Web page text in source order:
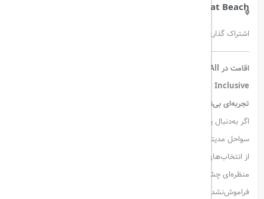
Crystal Tat Beach
اشتراک گذاری:
اقامت در Crystal Tat Beach Golf Resort & Spa - Ultimate All
Inclusive
تجربه‌ای بی‌نظیر در ساحل مدیترانه
اگر به‌دنبال یک اقامتگاه لوکس با خدمات کامل و امکانات تفریحی متنوع در
سواحل مدیترانه هستید،
از انتخاب‌های عالی در منطقه بلک ترکیه محسوب می‌شود. این هتل با
منظره‌ای چشم‌نواز از دریای مدیترانه و کوه‌های توروس، تجربه‌ای
فراموش‌نشدنی را برای شما رقم خواهد زد.